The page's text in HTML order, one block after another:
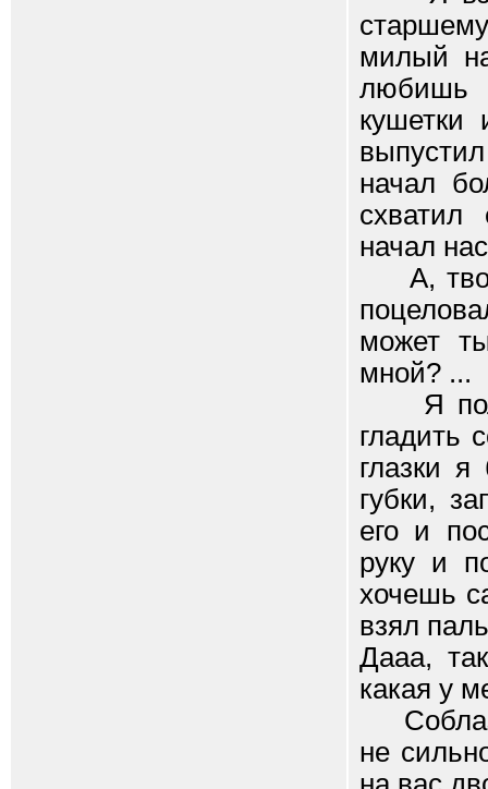
милый
любишь
кушетки
начал
начал
А,
может
мной? ...
Я
гладить
глазки
губки,
его и
руку и
хочешь
взял
Дааа,
какая у
не